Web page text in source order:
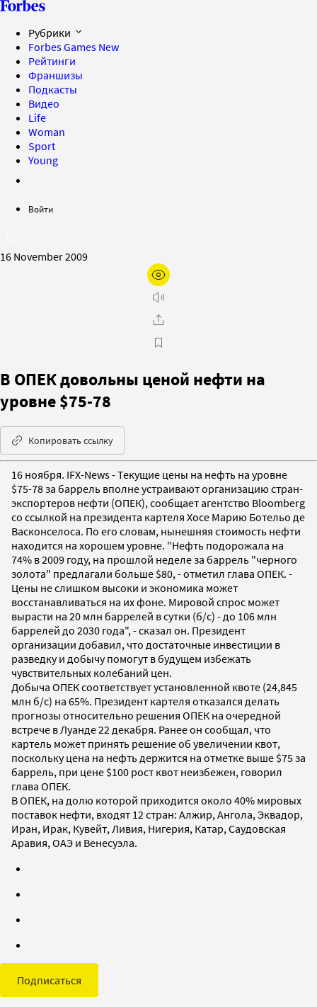
Рубрики
Forbes Games New
Рейтинги
Франшизы
Подкасты
Видео
Life
Woman
Sport
Young
Войти
16 November 2009
В ОПЕК довольны ценой нефти на
уровне $75-78
Копировать ссылку
16 ноября. IFX-News - Текущие цены на нефть на уровне
$75-78 за баррель вполне устраивают организацию стран-
экспортеров нефти (ОПЕК), сообщает агентство Bloomberg
со ссылкой на президента картеля Хосе Марию Ботельо де
Васконселоса. По его словам, нынешняя стоимость нефти
находится на хорошем уровне. "Нефть подорожала на
74% в 2009 году, на прошлой неделе за баррель "черного
золота" предлагали больше $80, - отметил глава ОПЕК. -
Цены не слишком высоки и экономика может
восстанавливаться на их фоне. Мировой спрос может
вырасти на 20 млн баррелей в сутки (б/с) - до 106 млн
баррелей до 2030 года", - сказал он. Президент
организации добавил, что достаточные инвестиции в
разведку и добычу помогут в будущем избежать
чувствительных колебаний цен.
Добыча ОПЕК соответствует установленной квоте (24,845
млн б/с) на 65%. Президент картеля отказался делать
прогнозы относительно решения ОПЕК на очередной
встрече в Луанде 22 декабря. Ранее он сообщал, что
картель может принять решение об увеличении квот,
поскольку цена на нефть держится на отметке выше $75 за
баррель, при цене $100 рост квот неизбежен, говорил
глава ОПЕК.
В ОПЕК, на долю которой приходится около 40% мировых
поставок нефти, входят 12 стран: Алжир, Ангола, Эквадор,
Иран, Ирак, Кувейт, Ливия, Нигерия, Катар, Саудовская
Аравия, ОАЭ и Венесуэла.
Подписаться